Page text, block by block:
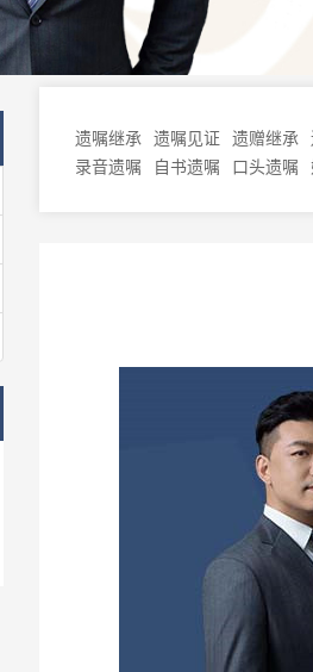
遗嘱继承 遗嘱见证 遗赠继承
录音遗嘱
自书遗嘱 口头遗嘱